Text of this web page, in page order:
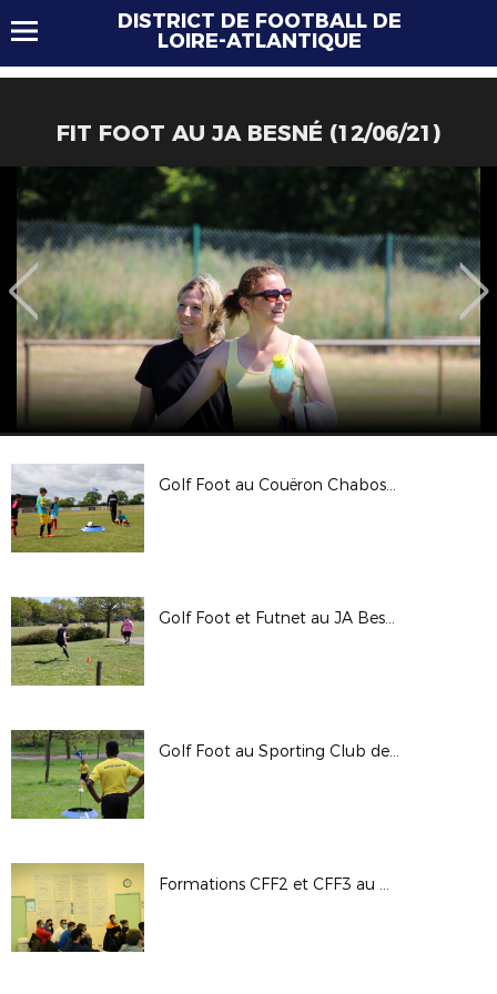
DISTRICT DE FOOTBALL DE
LOIRE-ATLANTIQUE
FIT FOOT AU JA BESNÉ (12/06/21)
Golf Foot au Couëron Chabossière FC (05/05/21)
Golf Foot et Futnet au JA Besné (18/04/21)
Golf Foot au Sporting Club de Nantes - 10/04/21
Formations CFF2 et CFF3 au District (octobre 2020)